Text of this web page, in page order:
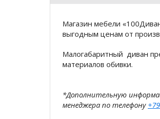
Магазин мебели
выгодным ценам от
Малогабаритный диван
материалов обивки.
*Дополнительную
менеджера по телефону